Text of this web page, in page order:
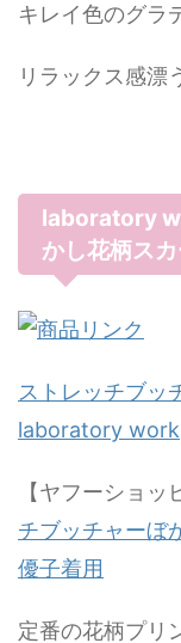
キレイ色のグラ
リラックス感漂
laboratory
かし花柄スカ
ストレッチブ
laboratory work
【ヤフーショ
チブッチャー
優子着用
定番の花柄プリ